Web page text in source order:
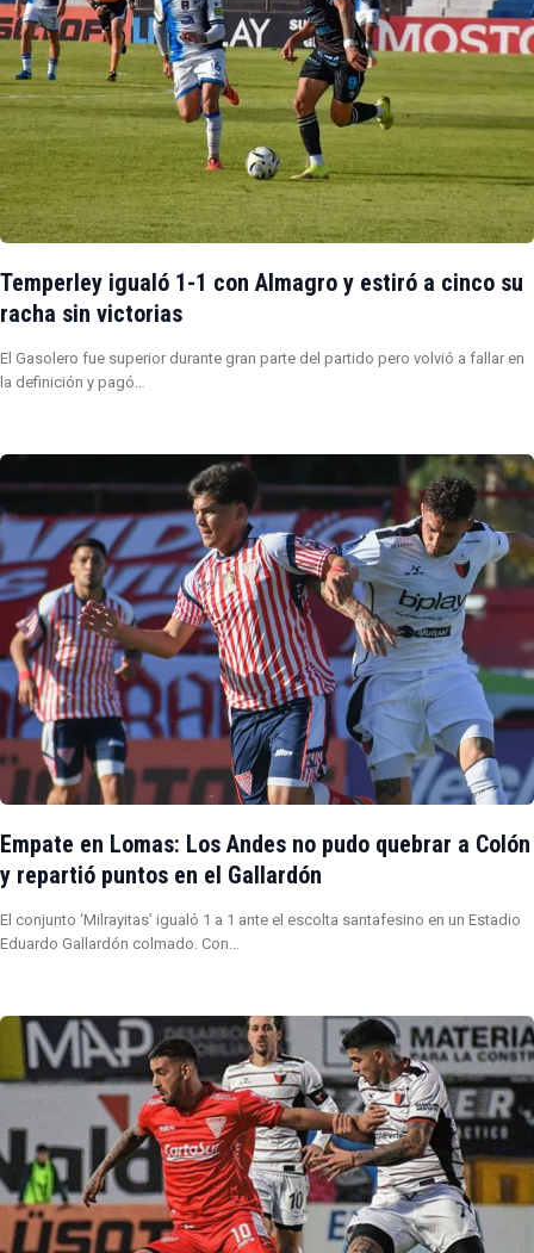
Temperley igualó 1-1 con Almagro y estiró a cinco su
racha sin victorias
El Gasolero fue superior durante gran parte del partido pero volvió a fallar en
la definición y pagó…
Empate en Lomas: Los Andes no pudo quebrar a Colón
y repartió puntos en el Gallardón
El conjunto ‘Milrayitas’ igualó 1 a 1 ante el escolta santafesino en un Estadio
Eduardo Gallardón colmado. Con…